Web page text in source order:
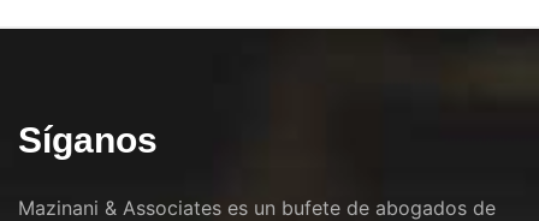
Síganos
Mazinani & Associates es un bufete de abogados de